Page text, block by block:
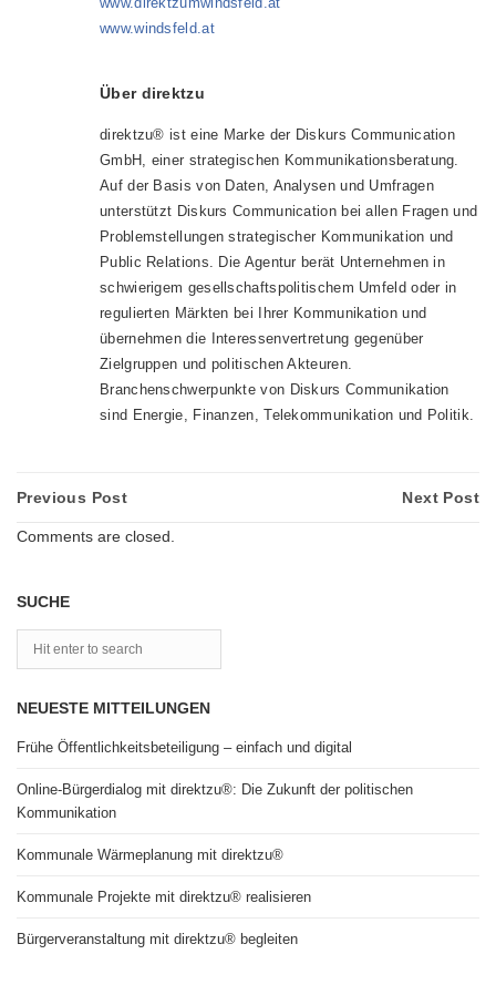
www.windsfeld.at
Über direktzu
direktzu® ist eine Marke der Diskurs Communication
GmbH, einer strategischen Kommunikationsberatung.
Auf der Basis von Daten, Analysen und Umfragen
unterstützt Diskurs Communication bei allen Fragen und
Problemstellungen strategischer Kommunikation und
Public Relations. Die Agentur berät Unternehmen in
schwierigem gesellschaftspolitischem Umfeld oder in
regulierten Märkten bei Ihrer Kommunikation und
übernehmen die Interessenvertretung gegenüber
Zielgruppen und politischen Akteuren.
Branchenschwerpunkte von Diskurs Communikation
sind Energie, Finanzen, Telekommunikation und Politik.
Next Post
Previous Post
Comments are closed.
SUCHE
NEUESTE MITTEILUNGEN
Frühe Öffentlichkeitsbeteiligung – einfach und digital
Online-Bürgerdialog mit direktzu®: Die Zukunft der politischen
Kommunikation
Kommunale Wärmeplanung mit direktzu®
Kommunale Projekte mit direktzu® realisieren
Bürgerveranstaltung mit direktzu® begleiten